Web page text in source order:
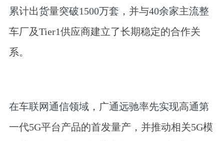
累计出货量突破1500万套，并与40余家主流整
车厂及Tier1供应商建立了长期稳定的合作关
系。
在车联网通信领域，广通远驰率先实现高通第
一代5G平台产品的首发量产，并推动相关5G模